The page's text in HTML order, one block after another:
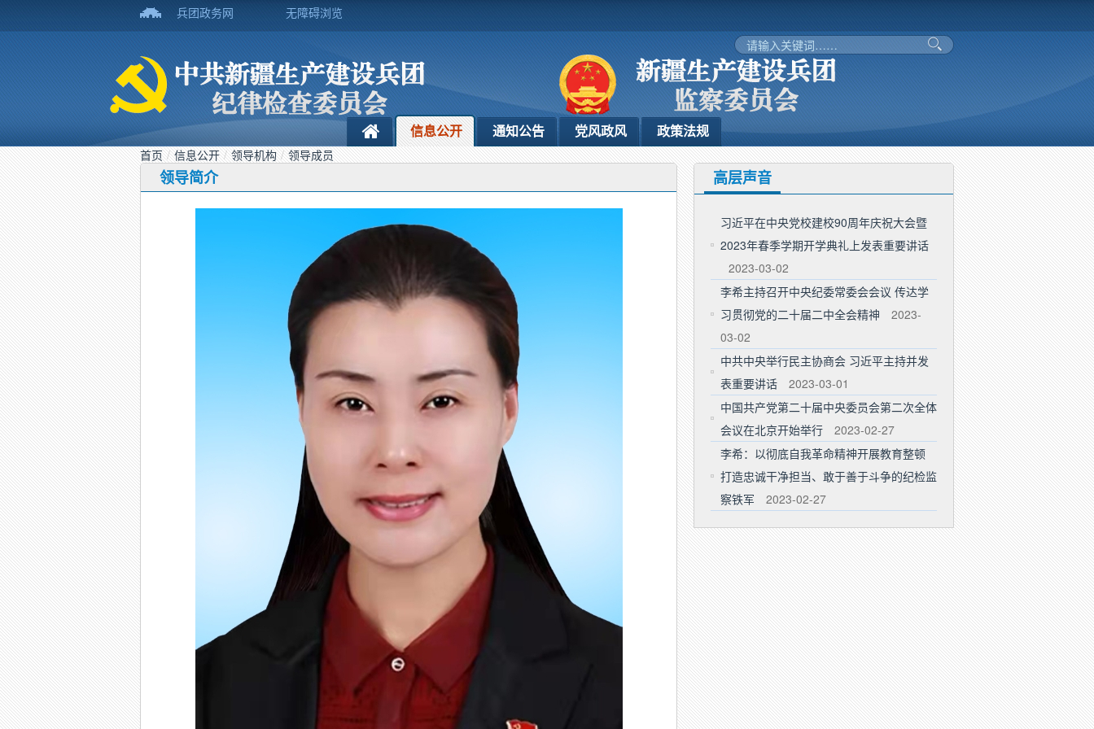
兵团政务网 无障碍浏览
信息公开 通知公告 党风政风 政策法规
首页 / 信息公开 / 领导机构 / 领导成员
领导简介 高层声音
习近平在中央党校建校90周年庆祝大会暨
2023年春季学期开学典礼上发表重要讲话
2023-03-02
李希主持召开中央纪委常委会会议 传达学
习贯彻党的二十届二中全会精神
2023-
03-02
中共中央举行民主协商会 习近平主持并发
表重要讲话
2023-03-01
中国共产党第二十届中央委员会第二次全体
会议在北京开始举行
2023-02-27
李希：以彻底自我革命精神开展教育整顿
打造忠诚干净担当、敢于善于斗争的纪检监
察铁军
2023-02-27